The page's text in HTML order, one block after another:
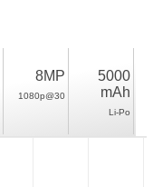
8MP
1080p@30
5000
mAh
Li-Po